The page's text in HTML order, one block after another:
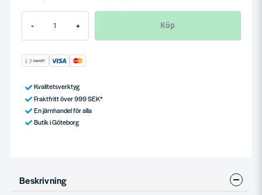
- + Köp
Kvalitetsverktyg
Fraktfritt över 999 SEK*
En järnhandel för alla
Butik i Göteborg
Beskrivning